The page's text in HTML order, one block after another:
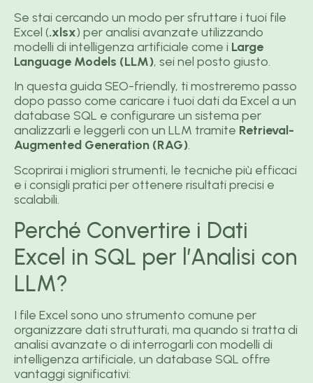
Se stai cercando un modo per sfruttare i tuoi file
Excel (.xlsx) per analisi avanzate utilizzando
modelli di intelligenza artificiale come i Large
Language Models (LLM), sei nel posto giusto.
In questa guida SEO-friendly, ti mostreremo passo
dopo passo come caricare i tuoi dati da Excel a un
database SQL e configurare un sistema per
analizzarli e leggerli con un LLM tramite Retrieval-
Augmented Generation (RAG).
Scoprirai i migliori strumenti, le tecniche più efficaci
e i consigli pratici per ottenere risultati precisi e
scalabili.
Perché Convertire i Dati
Excel in SQL per l’Analisi con
LLM?
I file Excel sono uno strumento comune per
organizzare dati strutturati, ma quando si tratta di
analisi avanzate o di interrogarli con modelli di
intelligenza artificiale, un database SQL offre
vantaggi significativi: